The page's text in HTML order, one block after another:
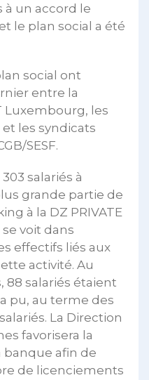
à un accord le
le plan social a été
social ont
entre la
Luxembourg, les
les syndicats
SESF.
salariés à
grande partie de
à la DZ PRIVATE
se voit dans
effectifs liés aux
activité. Au
88 salariés étaient
pu, au terme des
La Direction
favorisera la
afin de
de licenciements